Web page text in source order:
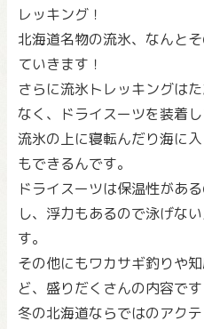
レッキング！
北海道名物の流氷、なんと
ていきます！
さらに流氷トレッキングは
なく、ドライスーツを装着し
流氷の上に寝転んだり海に
もできるんです。
ドライスーツは保温性があ
し、浮力もあるので泳げな
す。
その他にもワカサギ釣りや
ど、盛りだくさんの内容です
冬の北海道ならではのアク